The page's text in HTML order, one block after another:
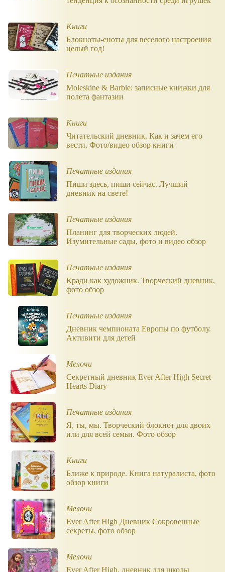
Книги
Блокноты-еноты для веселого настроения
целый год!
Печатные издания
Moleskine & Barbie: записные книжки для
полета фантазии
Книги
Читательский дневник. Как и зачем его
вести. Фото/видео обзор книги
Печатные издания
Пиши здесь, пиши сейчас. Лучший
дневник на свете!
Печатные издания
Планинг для творческих людей.
Изумительные сады, фото и видео обзор
Печатные издания
Кради как художник. Творческий дневник,
фото обзор
Печатные издания
Дневник чемпионата Европы по футболу.
Активити для детей
Мелочи
Секретный дневник Ever After High Secret
Hearts Diary
Печатные издания
Я, ты, мы. Творческий блокнот для двоих
или для всей семьи. Фото обзор
Книги
Ближе к природе. Книга натуралиста, фото
обзор книги
Мелочи
Ever After High Дневник Сокровенные
секреты, фото обзор
Мелочи
Ever After High, дневник для школы